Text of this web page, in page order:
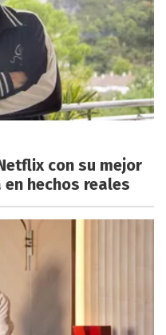
con su mejor
hechos reales